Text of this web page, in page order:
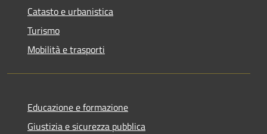
Catasto e urbanistica
Turismo
Mobilità e trasporti
Educazione e formazione
Giustizia e sicurezza pubblica